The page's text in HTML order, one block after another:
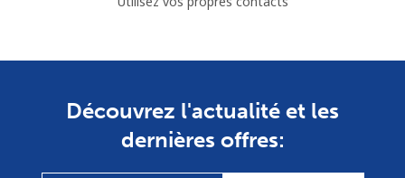
Découvrez l'actualité et les
dernières offres: